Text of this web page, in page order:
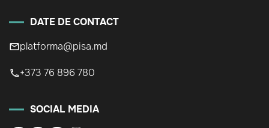
DATE DE CONTACT
platforma@pisa.md
+373 76 896 780
SOCIAL MEDIA